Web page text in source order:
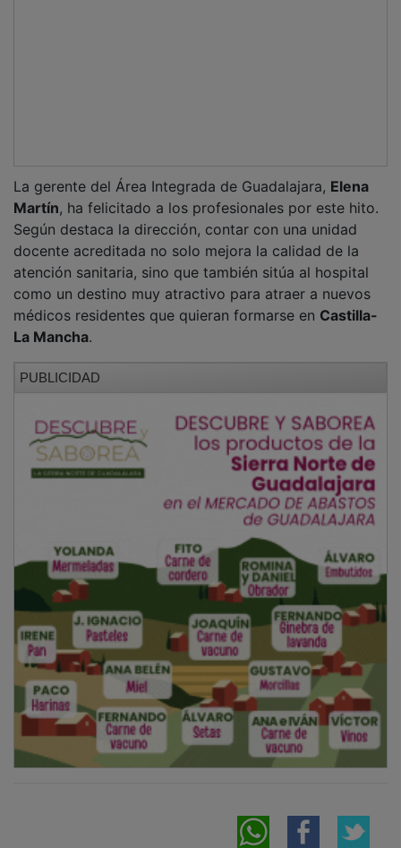
NOTICIAS RELACIONADAS
Bellido señala que la Ley de Despoblación de
CLM de ‘marca Page’ es la “más envidiada en
España”